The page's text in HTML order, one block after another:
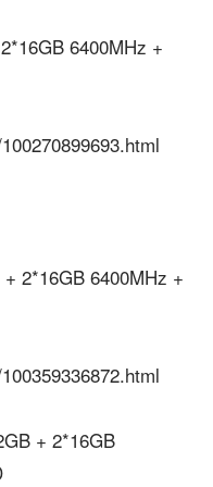
6400MHz +
2*16GB 6400MHz +
+ 2*16GB